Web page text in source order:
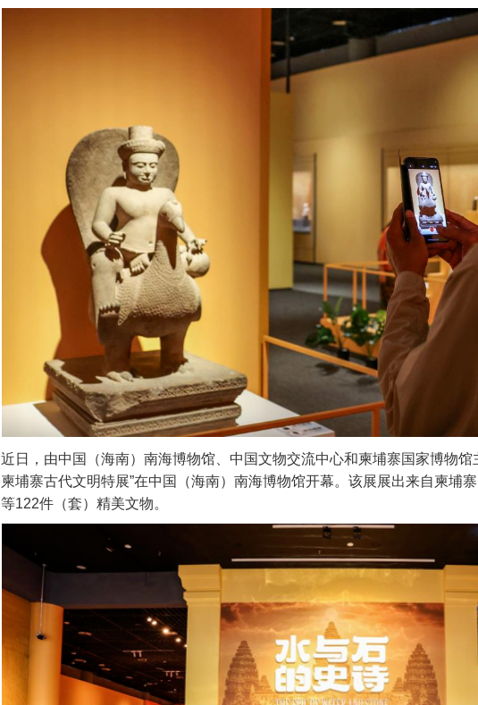
近日，由中国（海南）南海博物馆、中国文物交流中心和柬埔寨国家博物
柬埔寨古代文明特展”在中国（海南）南海博物馆开幕。该展展出来自柬埔
等122件（套）精美文物。